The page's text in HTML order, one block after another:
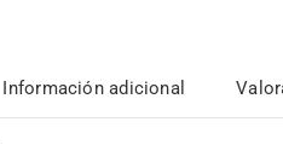
Información adicional